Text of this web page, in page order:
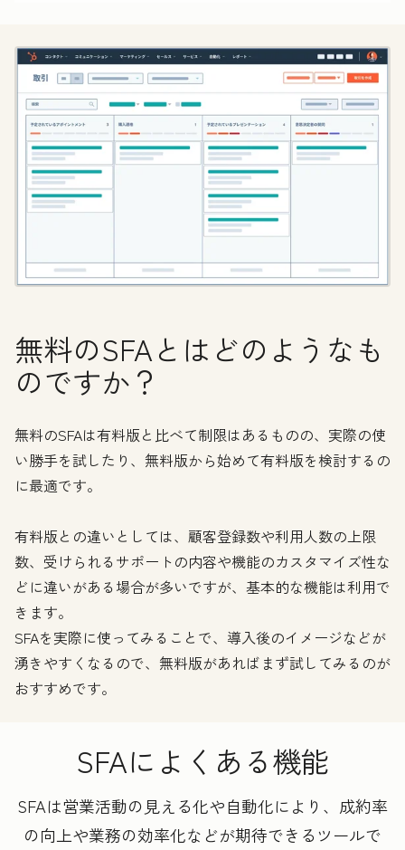
無料のSFAとはどのようなも
のですか？
無料のSFAは有料版と比べて制限はあるものの、実際の使
い勝手を試したり、無料版から始めて有料版を検討するの
に最適です。
有料版との違いとしては、顧客登録数や利用人数の上限
数、受けられるサポートの内容や機能のカスタマイズ性な
どに違いがある場合が多いですが、基本的な機能は利用で
きます。
SFAを実際に使ってみることで、導入後のイメージなどが
湧きやすくなるので、無料版があればまず試してみるのが
おすすめです。
SFAによくある機能
SFAは営業活動の見える化や自動化により、成約率
の向上や業務の効率化などが期待できるツールで